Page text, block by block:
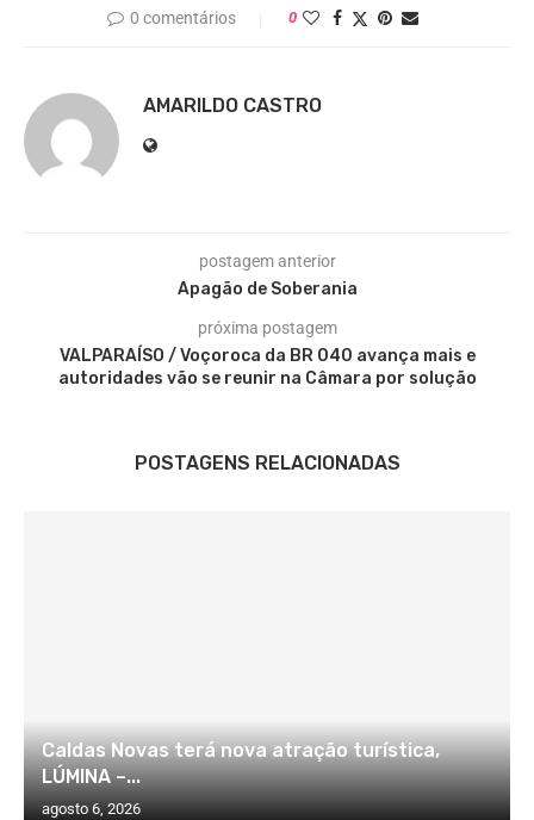
0 comentários 0
AMARILDO CASTRO
postagem anterior
Apagão de Soberania
próxima postagem
VALPARAÍSO / Voçoroca da BR 040 avança mais e
autoridades vão se reunir na Câmara por solução
POSTAGENS RELACIONADAS
Caldas Novas terá nova atração turística,
LÚMINA –...
agosto 6, 2026